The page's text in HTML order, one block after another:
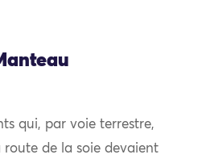
qui, par voie terrestre,
de la soie devaient